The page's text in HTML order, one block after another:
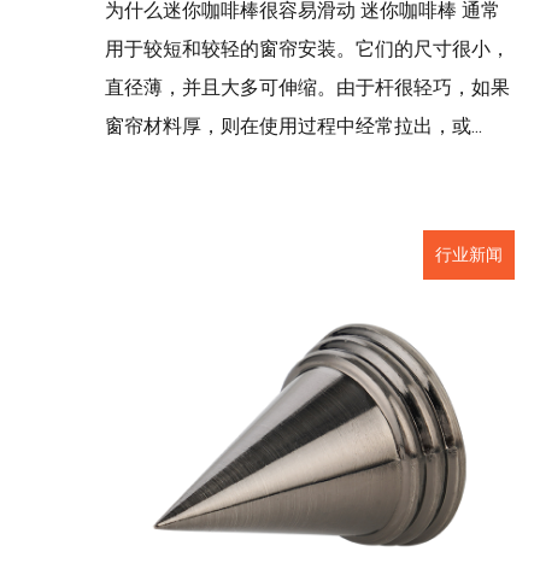
为什么迷你咖啡棒很容易滑动 迷你咖啡棒 通常
用于较短和较轻的窗帘安装。它们的尺寸很小，
直径薄，并且大多可伸缩。由于杆很轻巧，如果
窗帘材料厚，则在使用过程中经常拉出，或...
行业新闻